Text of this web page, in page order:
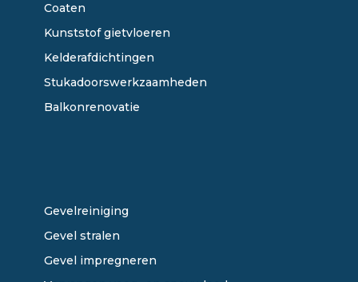
Coaten
Kunststof gietvloeren
Kelderafdichtingen
Stukadoorswerkzaamheden
Balkonrenovatie
Gevelreiniging
Gevel stralen
Gevel impregneren